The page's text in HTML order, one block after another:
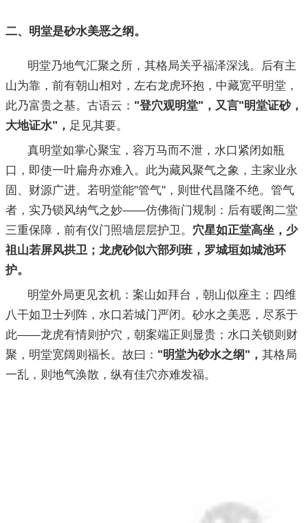
二、明堂是砂水美恶之纲。
明堂乃地气汇聚之所，其格局关乎福泽深浅。后有主
山为靠，前有朝山相对，左右龙虎环抱，中藏宽平明堂，
此乃富贵之基。古语云： "登穴观明堂"，又言"明堂证砂，
大地证水"， 足见其要。
真明堂如掌心聚宝，容万马而不泄，水口紧闭如瓶
口，即使一叶扁舟亦难入。此为藏风聚气之象，主家业永
固、财源广进。若明堂能"管气"，则世代昌隆不绝。管气
者，实乃锁风纳气之妙——仿佛衙门规制：后有暖阁二堂
三重保障，前有仪门照墙层层护卫。 穴星如正堂高坐，少
祖山若屏风拱卫；龙虎砂似六部列班，罗城垣如城池环
护。
明堂外局更见玄机：案山如拜台，朝山似座主；四维
八干如卫士列阵，水口若城门严闭。砂水之美恶，尽系于
此——龙虎有情则护穴，朝案端正则显贵；水口关锁则财
聚，明堂宽阔则福长。故曰： "明堂为砂水之纲"， 其格局
一乱，则地气涣散，纵有佳穴亦难发福。